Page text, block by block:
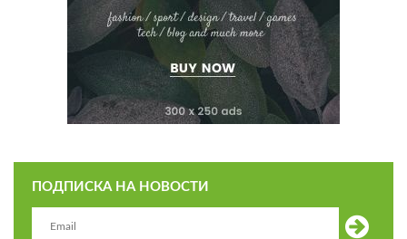
ПОДПИСКА НА НОВОСТИ